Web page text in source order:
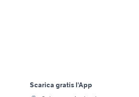
Biciclette
Scarica gratis l'App